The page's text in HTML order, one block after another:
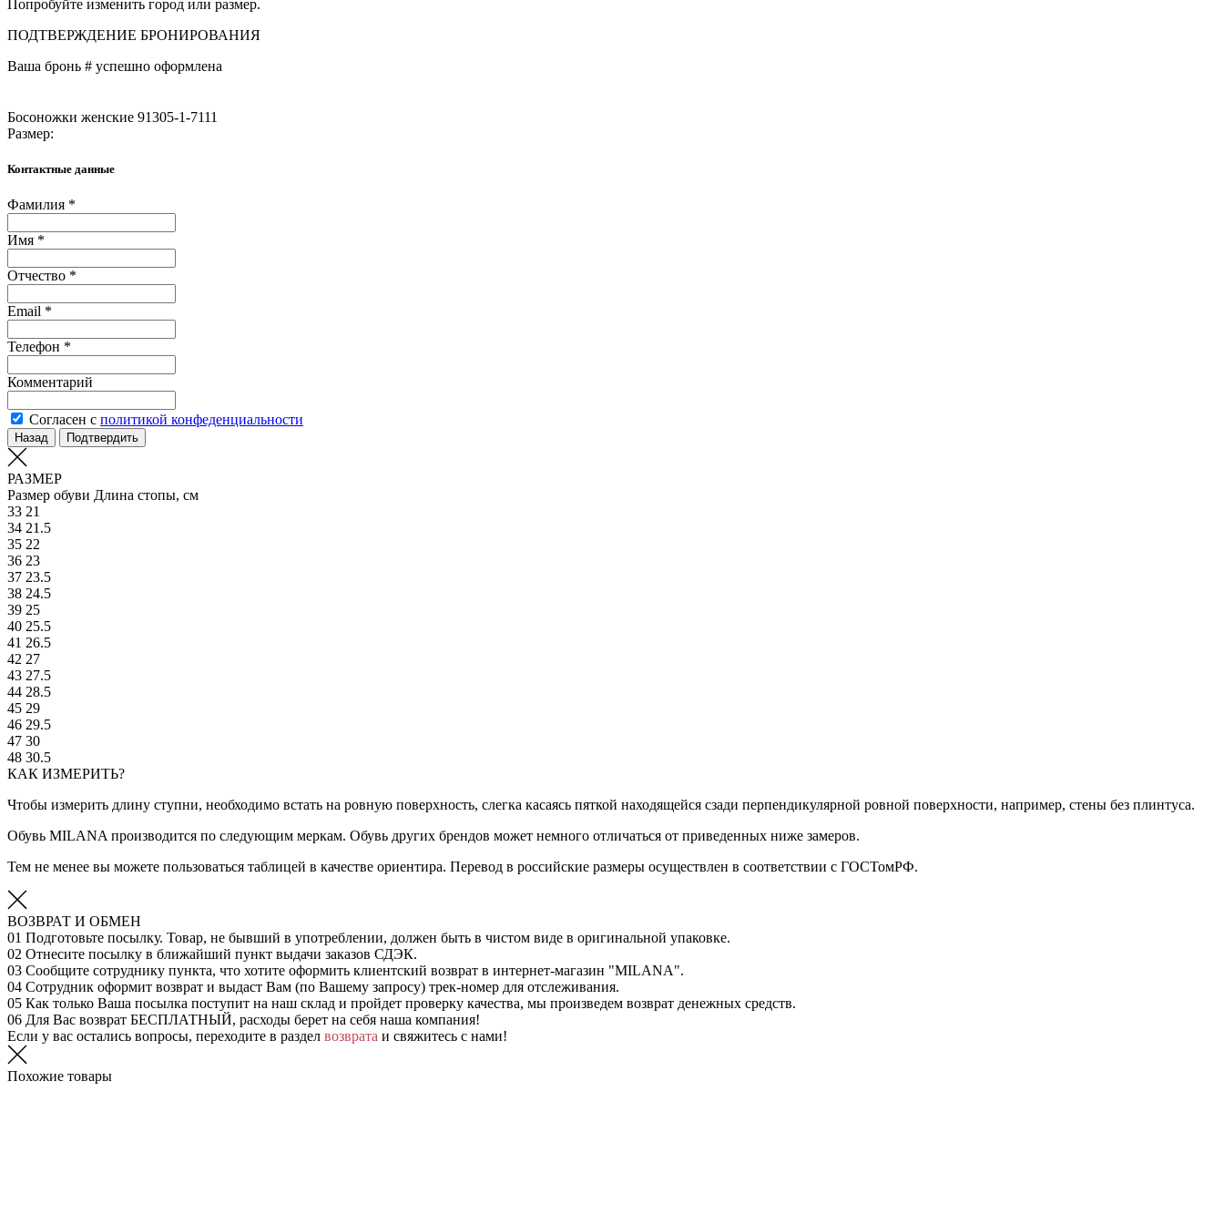
Попробуйте изменить город или размер.
ПОДТВЕРЖДЕНИЕ БРОНИРОВАНИЯ
Ваша бронь # успешно оформлена
Босоножки женские 91305-1-7111
Размер:
Контактные данные
Фамилия *
Имя *
Отчество *
Email *
Телефон *
Комментарий
Согласен с политикой конфеденциальности
Назад Подтвердить
РАЗМЕР
Размер обуви Длина стопы, см
33 21
34 21.5
35 22
36 23
37 23.5
38 24.5
39 25
40 25.5
41 26.5
42 27
43 27.5
44 28.5
45 29
46 29.5
47 30
48 30.5
КАК ИЗМЕРИТЬ?
Чтобы измерить длину ступни, необходимо встать на ровную поверхность, слегка касаясь пяткой находящейся сзади перпендикулярной ровной поверхности, например, стены без плинтуса.
Обувь MILANA производится по следующим меркам. Обувь других брендов может немного отличаться от приведенных ниже замеров.
Тем не менее вы можете пользоваться таблицей в качестве ориентира. Перевод в российские размеры осуществлен в соответствии с ГОСТомРФ.
ВОЗВРАТ И ОБМЕН
01 Подготовьте посылку. Товар, не бывший в употреблении, должен быть в чистом виде в оригинальной упаковке.
02 Отнесите посылку в ближайший пункт выдачи заказов СДЭК.
03 Сообщите сотруднику пункта, что хотите оформить клиентский возврат в интернет-магазин "MILANA".
04 Сотрудник оформит возврат и выдаст Вам (по Вашему запросу) трек-номер для отслеживания.
05 Как только Ваша посылка поступит на наш склад и пройдет проверку качества, мы произведем возврат денежных средств.
06 Для Вас возврат БЕСПЛАТНЫЙ, расходы берет на себя наша компания!
Если у вас остались вопросы, переходите в раздел возврата и свяжитесь с нами!
Похожие товары